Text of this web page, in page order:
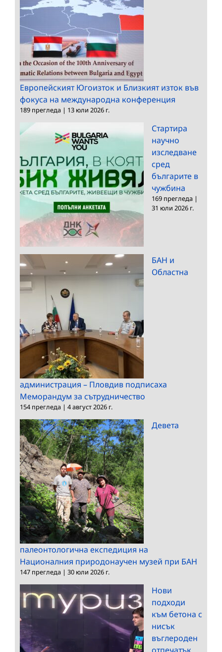
Европейският Югоизток и Близкият изток във
фокуса на международна конференция
189 прегледа | 13 юли 2026 г.
Стартира
научно
изследване
сред
българите в
чужбина
169 прегледа |
31 юли 2026 г.
БАН и
Областна
администрация – Пловдив подписаха
Меморандум за сътрудничество
154 прегледа | 4 август 2026 г.
Девета
палеонтологична експедиция на
Националния природонаучен музей при БАН
147 прегледа | 30 юли 2026 г.
Нови
подходи
към бетона с
нисък
въглероден